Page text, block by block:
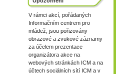
V rámci akcí, pořádaných
Informačním centrem pro
mládež, jsou pořizovány
obrazové a zvukové záznamy
za účelem prezentace
organizátora akce na
webových stránkách ICM a na
účtech sociálních sítí ICM a v